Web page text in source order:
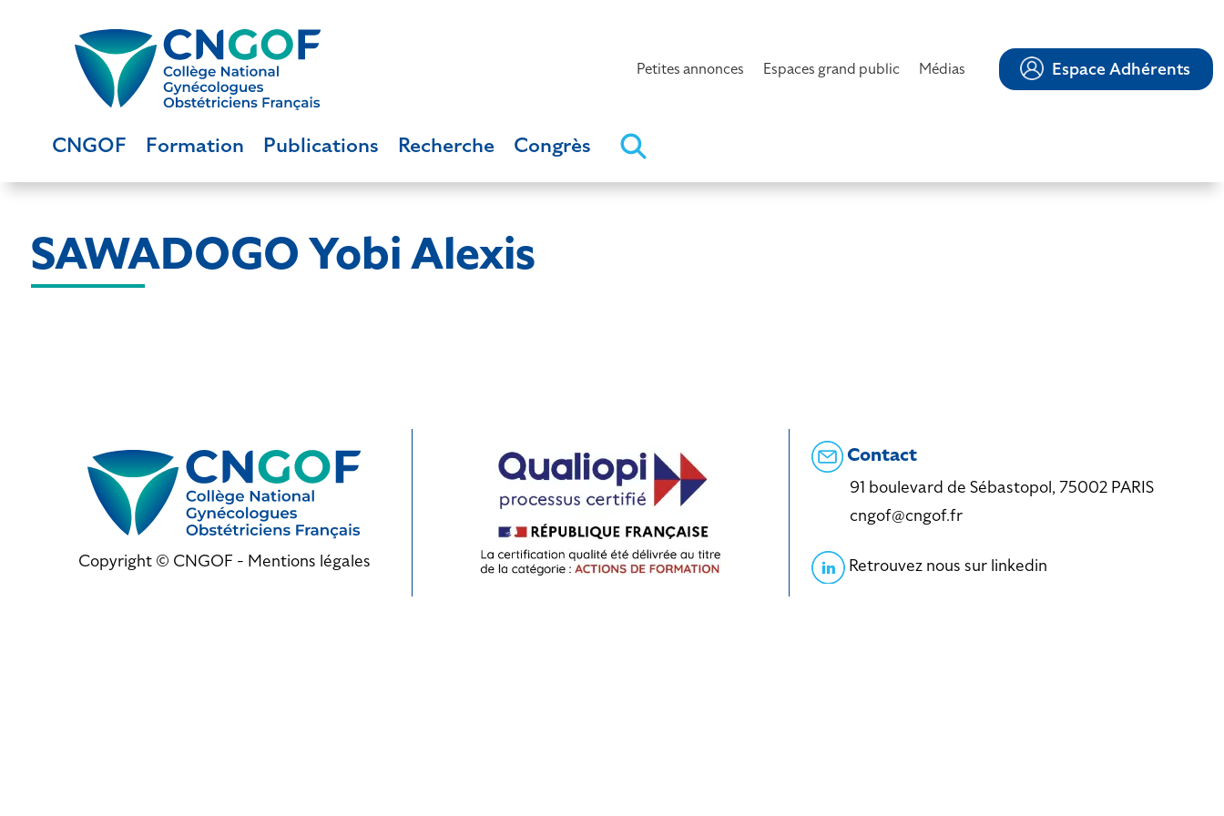
Petites annonces Espaces grand public Médias Espace Adhérents
CNGOF Formation Publications Recherche Congrès
SAWADOGO Yobi Alexis
Copyright © CNGOF - Mentions légales
Contact
91 boulevard de Sébastopol, 75002 PARIS
cngof@cngof.fr
Retrouvez nous sur linkedin